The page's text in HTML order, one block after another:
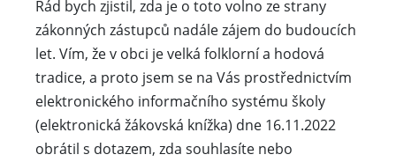
Rád bych zjistil, zda je o toto volno ze strany
zákonných zástupců nadále zájem do budoucích
let. Vím, že v obci je velká folklorní a hodová
tradice, a proto jsem se na Vás prostřednictvím
elektronického informačního systému školy
(elektronická žákovská knížka) dne 16.11.2022
obrátil s dotazem, zda souhlasíte nebo